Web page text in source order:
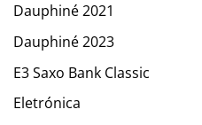
Dauphiné 2021
Dauphiné 2023
E3 Saxo Bank Classic
Eletrónica